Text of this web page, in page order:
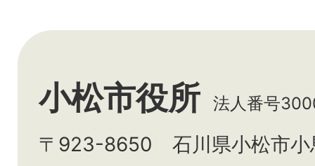
小松市役所 法人番号
〒923-8650 石川県小松市小